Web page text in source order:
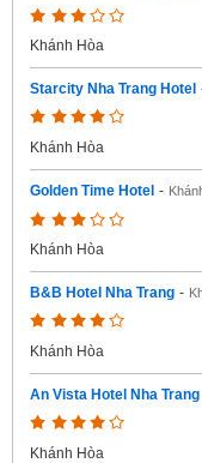
Khánh Hòa
Starcity Nha Trang Hotel
Khánh Hòa
Golden Time Hotel -
Khánh Hòa
B&B Hotel Nha Trang -
Khánh Hòa
An Vista Hotel Nha Trang
Khánh Hòa